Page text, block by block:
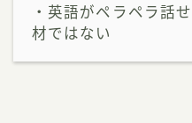
・英語がペラペラ話
材ではない